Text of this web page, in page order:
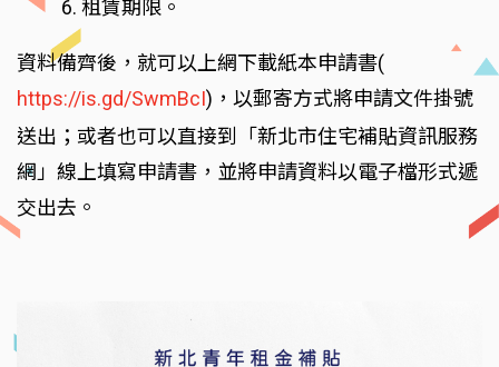
6. 租賃期限。
資料備齊後，就可以上網下載紙本申請書(
https://is.gd/SwmBcI)，以郵寄方式將申請文件掛號
送出；或者也可以直接到「新北市住宅補貼資訊服務
網」線上填寫申請書，並將申請資料以電子檔形式遞
交出去。